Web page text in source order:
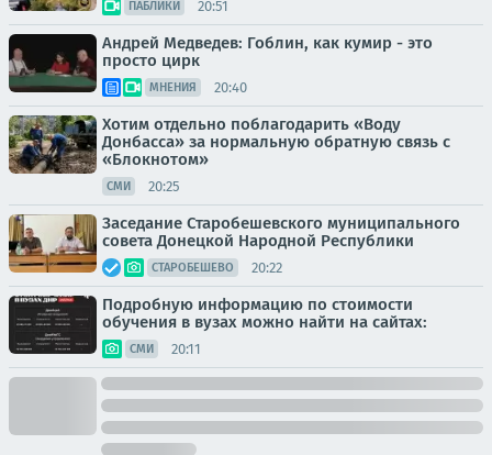
ПАБЛИКИ 20:51
Андрей Медведев: Гоблин, как кумир - это
просто цирк
МНЕНИЯ 20:40
Хотим отдельно поблагодарить «Воду
Донбасса» за нормальную обратную связь с
«Блокнотом»
СМИ 20:25
Заседание Старобешевского муниципального
совета Донецкой Народной Республики
СТАРОБЕШЕВО 20:22
Подробную информацию по стоимости
обучения в вузах можно найти на сайтах:
СМИ 20:11